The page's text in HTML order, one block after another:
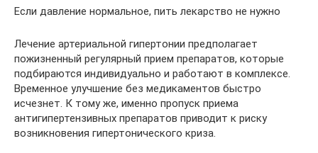
Если давление нормальное, пить лекарство не нужно
Лечение артериальной гипертонии предполагает
пожизненный регулярный прием препаратов, которые
подбираются индивидуально и работают в комплексе.
Временное улучшение без медикаментов быстро
исчезнет. К тому же, именно пропуск приема
антигипертензивных препаратов приводит к риску
возникновения гипертонического криза.